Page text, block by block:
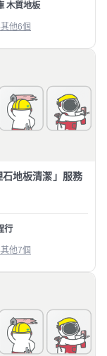
木質地板
他6個
地板清潔」服務
行
他7個